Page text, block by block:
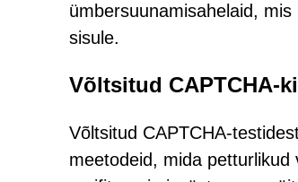
ümbersuunamisahelaid,
sisule.
Võltsitud CAPTCHA-
Võltsitud CAPTCHA-
meetodeid, mida petturlikud